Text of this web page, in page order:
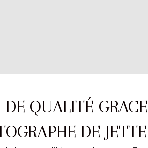
QUALITÉ GRACE
DE JETTE